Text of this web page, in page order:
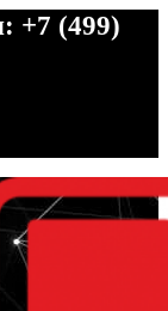
+7 (499)